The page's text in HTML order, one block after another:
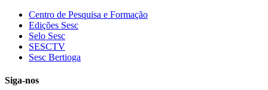
Centro de Pesquisa e Formação
Edições Sesc
Selo Sesc
SESCTV
Sesc Bertioga
Siga-nos